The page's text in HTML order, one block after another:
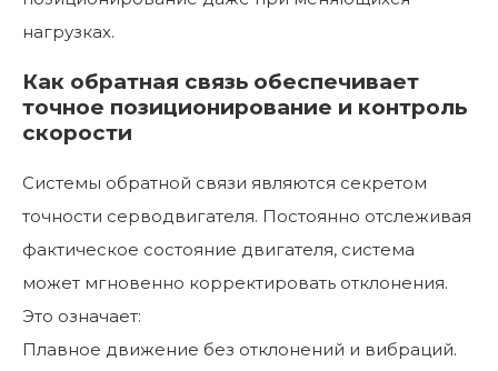
нагрузках.
Как обратная связь обеспечивает
точное позиционирование и контроль
скорости
Системы обратной связи являются секретом
точности серводвигателя. Постоянно отслеживая
фактическое состояние двигателя, система
может мгновенно корректировать отклонения.
Это означает:
Плавное движение без отклонений и вибраций.